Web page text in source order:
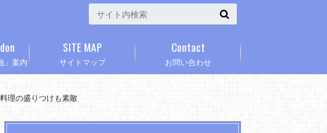
」案内 サイトマップ
SITE MAP
お問い合わせ
Contact
理の盛りつけも素敵